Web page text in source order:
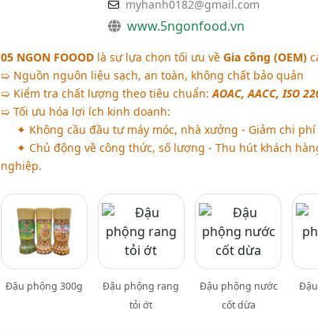
myhanh0182@gmail.com
www.5ngonfood.vn
05 NGON FOOODlà sự lựa chọn tối ưu về Gia công (OEM)
➯ Nguồn nguôn liệu sạch, an toàn, không chất bảo quản
➯ Kiểm tra chất lượng theo tiêu chuẩn:AOAC, AACC, ISO
➯ Tối ưu hóa lợi ích kinh doanh:
✦ Không cầu đầu tư máy móc, nhà xưởng - Giảm chi
✦ Chủ động về công thức, số lượng - Thu hút khách
nghiệp.
Đậu phộng 300g
Đậu phộng rang
tỏi ớt
Đậu phộng nước
cốt dừa